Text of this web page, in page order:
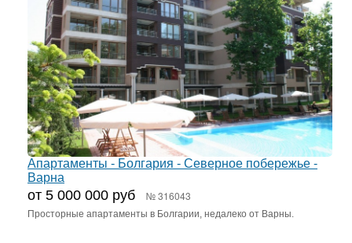
Апартаменты - Болгария - Северное побережье -
Варна
от 5 000 000 руб № 316043
Просторные апартаменты в Болгарии, недалеко от Варны.